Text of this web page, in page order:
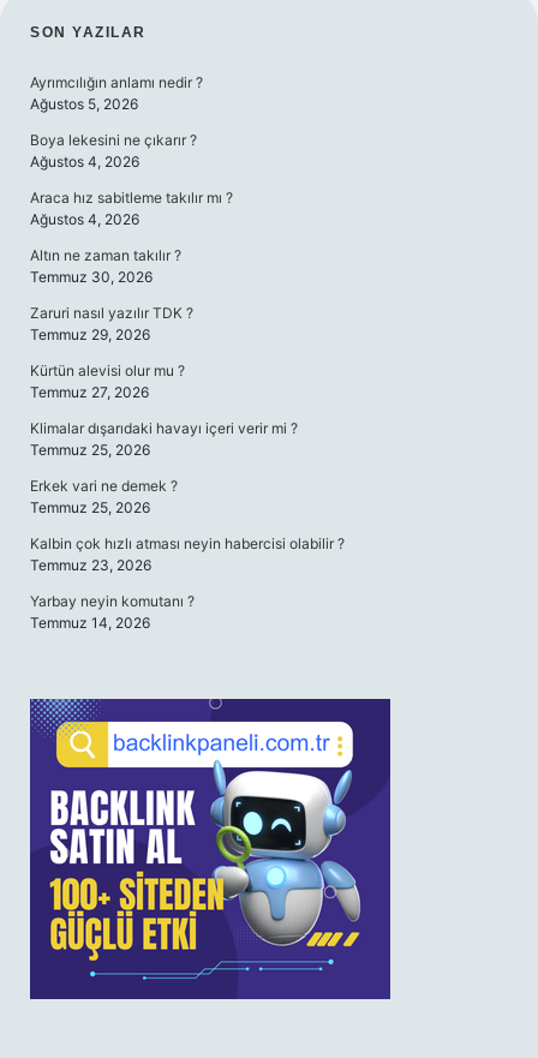
SIDEBAR
SON YAZILAR
Ayrımcılığın anlamı nedir ?
Ağustos 5, 2026
Boya lekesini ne çıkarır ?
Ağustos 4, 2026
Araca hız sabitleme takılır mı ?
Ağustos 4, 2026
Altın ne zaman takılır ?
Temmuz 30, 2026
Zaruri nasıl yazılır TDK ?
Temmuz 29, 2026
Kürtün alevisi olur mu ?
Temmuz 27, 2026
Klimalar dışarıdaki havayı içeri verir mi ?
Temmuz 25, 2026
Erkek vari ne demek ?
Temmuz 25, 2026
Kalbin çok hızlı atması neyin habercisi olabilir ?
Temmuz 23, 2026
Yarbay neyin komutanı ?
Temmuz 14, 2026